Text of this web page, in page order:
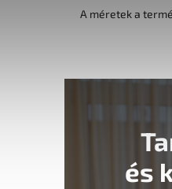
A méretek a
és